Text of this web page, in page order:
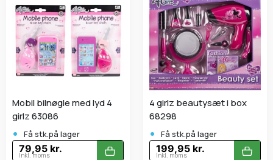
Mobil bilnøgle med lyd 4
girlz 63086
• Få stk.på lager
79,95 kr.
Inkl. moms
4 girlz beautysæt i box
68298
• Få stk.på lager
199,95 kr.
Inkl. moms